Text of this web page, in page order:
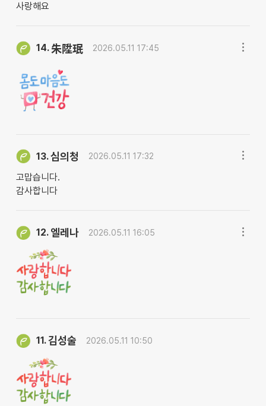
사랑해요
14. 朱陞珉 2026.05.11 17:45
13.심의청 2026.05.11 17:32
고맙습니다.
감사합니다
12. 엘레나 2026.05.11 16:05
11.김성술 2026.05.11 10:50